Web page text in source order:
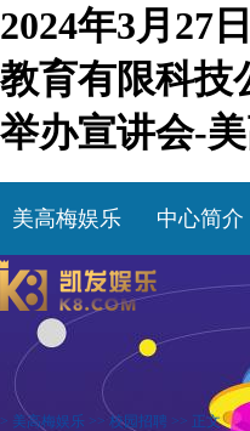
2024年3月27
教育有限科技
举办宣讲会-
美高梅娱乐 中心简介
> 美高梅娱乐 >> 校园招聘 >> 正文